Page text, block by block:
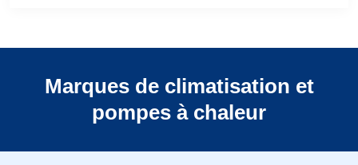
Marques de climatisation et
pompes à chaleur